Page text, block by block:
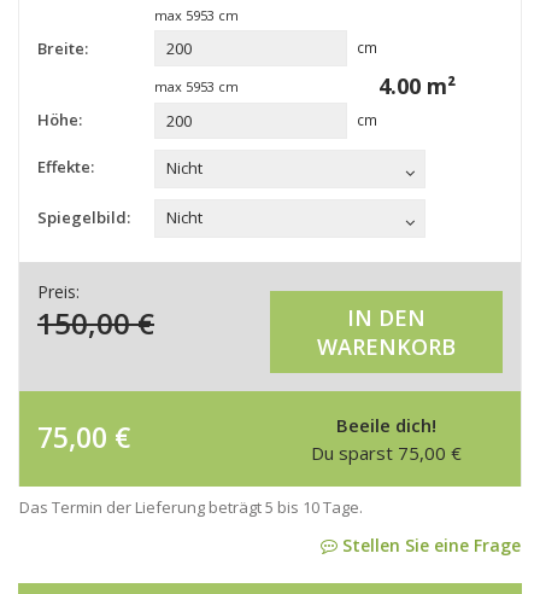
max 5953 cm
Breite: cm
max 5953 cm
Höhe: cm
4.00 m²
Effekte: Nicht
Spiegelbild: Nicht
Preis:
150,00€
IN DEN
WARENKORB
75,00 €
Beeile dich!
Du sparst 75,00 €
Das Termin der Lieferung beträgt 5 bis 10 Tage.
Stellen Sie eine Frage